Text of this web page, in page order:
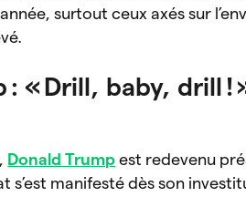
surtout ceux axés sur
: « Drill, baby, drill
Donald Trump est redevenu
s’est manifesté dès son